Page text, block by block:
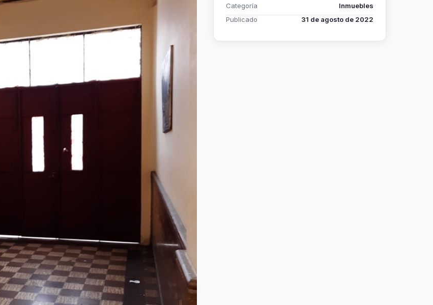
Categoría
Inmuebles
Publicado
31 de agosto de 2022